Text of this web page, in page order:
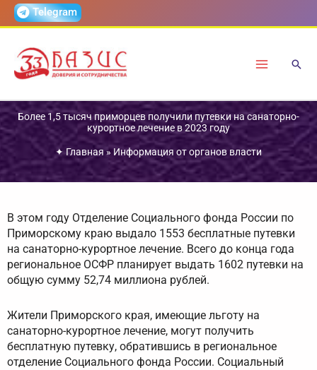
ПерейтиTelegram
Более 1,5 тысяч приморцев получили путевки на санаторно-
курортное лечение в 2023 году
✦ Главная» Информация от органов власти
В этом году Отделение Социального фонда России по
Приморскому краю выдало 1553 бесплатные путевки
на санаторно-курортное лечение. Всего до конца года
региональное ОСФР планирует выдать 1602 путевки на
общую сумму 52,74 миллиона рублей.
Жители Приморского края, имеющие льготу на
санаторно-курортное лечение, могут получить
бесплатную путевку, обратившись в региональное
отделение Социального фонда России. Социальный